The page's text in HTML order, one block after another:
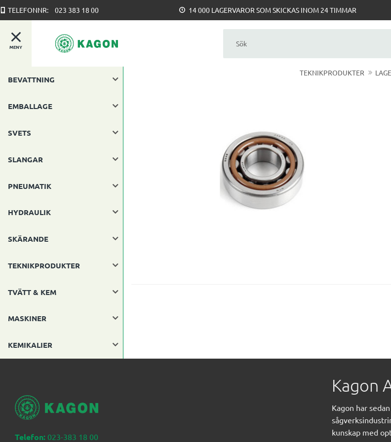
TELEFONNR: 023 383 18 00 14 000 LAGERVAROR SOM SKICKAS INOM 24 TIMMAR
MENY
TEKNIKPRODUKTER
BEVATTNING
EMBALLAGE
SVETS
SLANGAR
PNEUMATIK
HYDRAULIK
SKÄRANDE
TEKNIKPRODUKTER
TVÄTT & KEM
MASKINER
KEMIKALIER
Telefon: 023-383 18 00
Kagon
Kagon har
kunskap med